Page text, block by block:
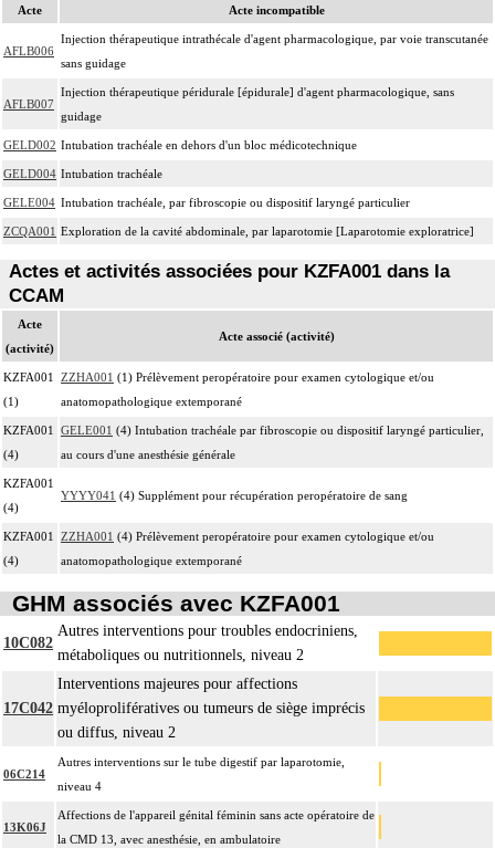
Acte Acte incompatible
AFLB006
Injection thérapeutique intrathécale d'agent pharmacologique, par voie transcutanée
sans guidage
AFLB007
Injection thérapeutique péridurale [épidurale] d'agent pharmacologique, sans
guidage
GELD002 Intubation trachéale en dehors d'un bloc médicotechnique
GELD004 Intubation trachéale
GELE004 Intubation trachéale, par fibroscopie ou dispositif laryngé particulier
ZCQA001 Exploration de la cavité abdominale, par laparotomie [Laparotomie exploratrice]
Actes et activités associées pour KZFA001 dans la
CCAM
Acte
(activité)
Acte associé (activité)
KZFA001
(1)
ZZHA001 (1) Prélèvement peropératoire pour examen cytologique et/ou
anatomopathologique extemporané
KZFA001
(4)
GELE001 (4) Intubation trachéale par fibroscopie ou dispositif laryngé particulier,
au cours d'une anesthésie générale
KZFA001
(4)
YYYY041 (4) Supplément pour récupération peropératoire de sang
KZFA001
(4)
ZZHA001 (4) Prélèvement peropératoire pour examen cytologique et/ou
anatomopathologique extemporané
GHM associés avec KZFA001
10C082
Autres interventions pour troubles endocriniens,
métaboliques ou nutritionnels, niveau 2
17C042
Interventions majeures pour affections
myéloprolifératives ou tumeurs de siège imprécis
ou diffus, niveau 2
06C214
Autres interventions sur le tube digestif par laparotomie,
niveau 4
13K06J
Affections de l'appareil génital féminin sans acte opératoire de
la CMD 13, avec anesthésie, en ambulatoire